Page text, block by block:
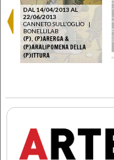
DAL 14/04/2013 AL
22/06/2013
CANNETO SULL'OGLIO
|
BONELLILAB
(P). (P)ARERGA &
(P)ARALIPOMENA DELLA
(P)ITTURA